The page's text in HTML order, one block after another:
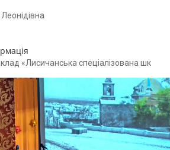
«Лисичанська спеціалізована шк